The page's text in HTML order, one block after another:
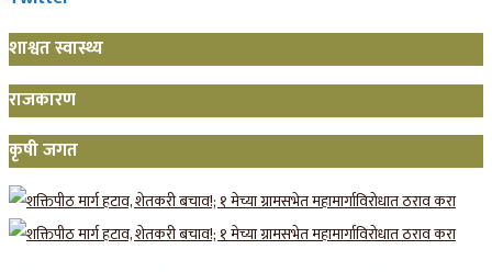
शाश्वत स्वास्थ्य
राजकारण
कृषी जगत